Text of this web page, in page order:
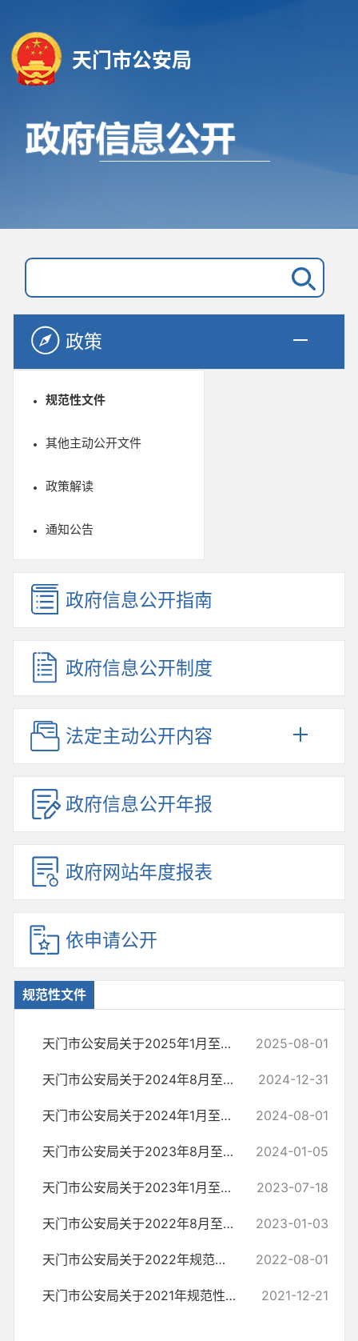
天门市公安局
政策
规范性文件
其他主动公开文件
政策解读
通知公告
政府信息公开指南
政府信息公开制度
法定主动公开内容
政府信息公开年报
政府网站年度报表
依申请公开
规范性文件
天门市公安局关于2025年1月至7月规范性文件的情况说明 2025-08-01
天门市公安局关于2024年8月至12月规范性文件的情况说明 2024-12-31
天门市公安局关于2024年1月至7月规范性文件的情况说明 2024-08-01
天门市公安局关于2023年8月至12月规范性文件的情况说明 2024-01-05
天门市公安局关于2023年1月至7月规范性文件的情况说明 2023-07-18
天门市公安局关于2022年8月至12月规范性文件更新情况说明 2023-01-03
天门市公安局关于2022年规范性文件更新情况说明 2022-08-01
天门市公安局关于2021年规范性文件更新情况说明 2021-12-21